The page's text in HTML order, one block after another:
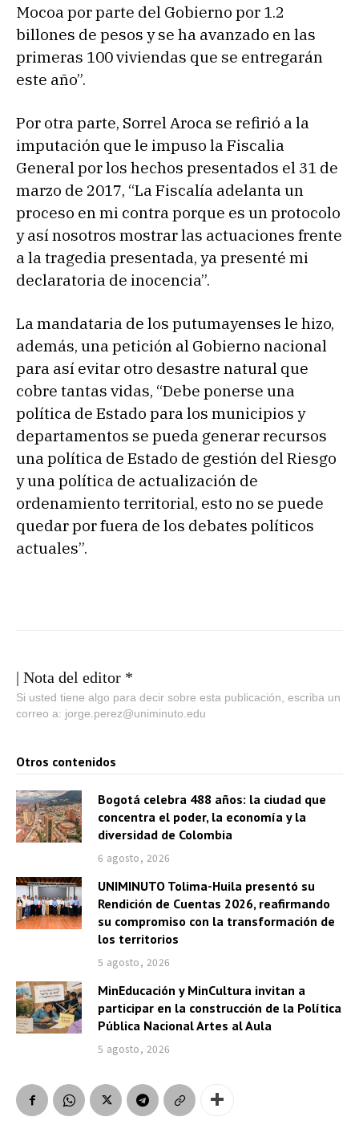
Mocoa por parte del Gobierno por 1.2
billones de pesos y se ha avanzado en las
primeras 100 viviendas que se entregarán
este año”.
Por otra parte, Sorrel Aroca se refirió a la
imputación que le impuso la Fiscalia
General por los hechos presentados el 31 de
marzo de 2017, “La Fiscalía adelanta un
proceso en mi contra porque es un protocolo
y así nosotros mostrar las actuaciones frente
a la tragedia presentada, ya presenté mi
declaratoria de inocencia”.
La mandataria de los putumayenses le hizo,
además, una petición al Gobierno nacional
para así evitar otro desastre natural que
cobre tantas vidas, “Debe ponerse una
política de Estado para los municipios y
departamentos se pueda generar recursos
una política de Estado de gestión del Riesgo
y una política de actualización de
ordenamiento territorial, esto no se puede
quedar por fuera de los debates políticos
actuales”.
| Nota del editor *
Si usted tiene algo para decir sobre esta publicación, escriba un
correo a: jorge.perez@uniminuto.edu
Otros contenidos
Bogotá celebra 488 años: la ciudad que
concentra el poder, la economía y la
diversidad de Colombia
6 agosto, 2026
UNIMINUTO Tolima-Huila presentó su
Rendición de Cuentas 2026, reafirmando
su compromiso con la transformación de
los territorios
5 agosto, 2026
MinEducación y MinCultura invitan a
participar en la construcción de la Política
Pública Nacional Artes al Aula
5 agosto, 2026